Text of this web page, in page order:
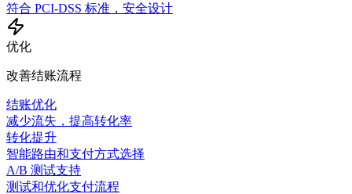
符合 PCI-DSS 标准，安全设计
优化
改善结账流程
结账优化
减少流失，提高转化率
转化提升
智能路由和支付方式选择
A/B 测试支持
测试和优化支付流程